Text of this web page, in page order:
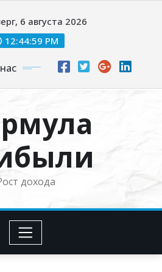
6 августа 2026
12:45:00 PM
дохода